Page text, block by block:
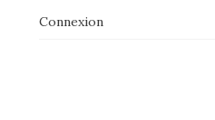
Connexion